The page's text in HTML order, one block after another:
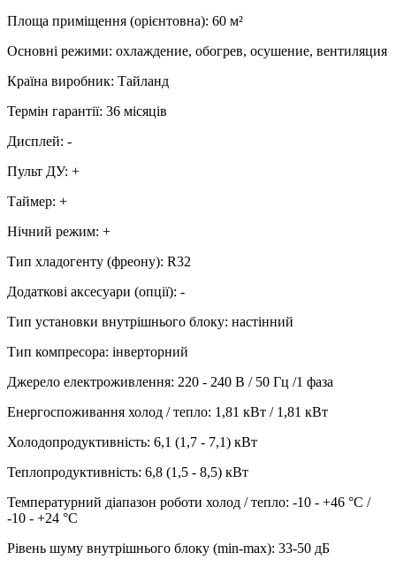
Площа приміщення (орієнтовна): 60 м²
Основні режими: охлаждение, обогрев, осушение, вентиляция
Країна виробник: Тайланд
Термін гарантії: 36 місяців
Дисплей: -
Пульт ДУ: +
Таймер: +
Нічний режим: +
Тип хладогенту (фреону): R32
Додаткові аксесуари (опції): -
Тип установки внутрішнього блоку: настінний
Тип компресора: інверторний
Джерело електроживлення: 220 - 240 В / 50 Гц /1 фаза
Енергоспоживання холод / тепло: 1,81 кВт / 1,81 кВт
Холодопродуктивність: 6,1 (1,7 - 7,1) кВт
Теплопродуктивність: 6,8 (1,5 - 8,5) кВт
Температурний діапазон роботи холод / тепло: -10 - +46 °С /
-10 - +24 °С
Рівень шуму внутрішнього блоку (min-max): 33-50 дБ